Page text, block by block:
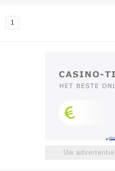
1
Uw